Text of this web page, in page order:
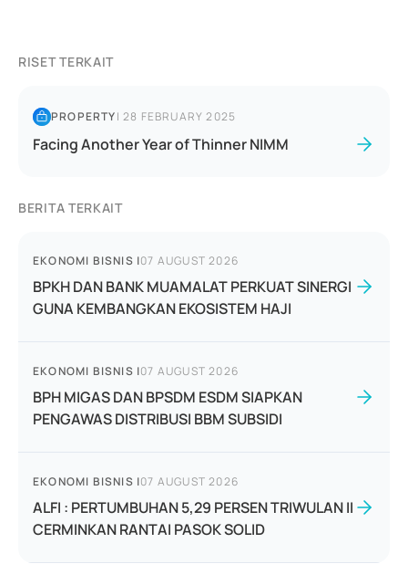
RISET TERKAIT
PROPERTY|28 FEBRUARY 2025
Facing Another Year of Thinner NIMM
BERITA TERKAIT
EKONOMI BISNIS |07 AUGUST 2026
BPKH DAN BANK MUAMALAT PERKUAT SINERGI
GUNA KEMBANGKAN EKOSISTEM HAJI
EKONOMI BISNIS |07 AUGUST 2026
BPH MIGAS DAN BPSDM ESDM SIAPKAN
PENGAWAS DISTRIBUSI BBM SUBSIDI
EKONOMI BISNIS |07 AUGUST 2026
ALFI : PERTUMBUHAN 5,29 PERSEN TRIWULAN II
CERMINKAN RANTAI PASOK SOLID